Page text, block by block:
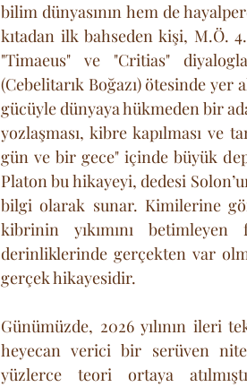
bilim dünyasının hem de
kıtadan ilk bahseden kişi, M.Ö.
"Timaeus" ve "Critias"
(Cebelitarık Boğazı) ötesinde
gücüyle dünyaya hükmeden bir
yozlaşması, kibre kapılması ve
gün ve bir gece" içinde büyük
Platon bu hikayeyi, dedesi
bilgi olarak sunar. Kimilerine
kibrinin yıkımını
derinliklerinde gerçekten var
gerçek hikayesidir.
Günümüzde, 2026 yılının ileri
heyecan verici bir serüven
yüzlerce teori ortaya